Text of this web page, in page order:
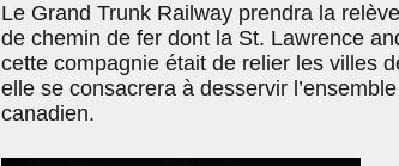
Le Grand Trunk Railway prendra la
de chemin de fer dont la St. Lawrence
cette compagnie était de relier les villes
elle se consacrera à desservir
canadien.